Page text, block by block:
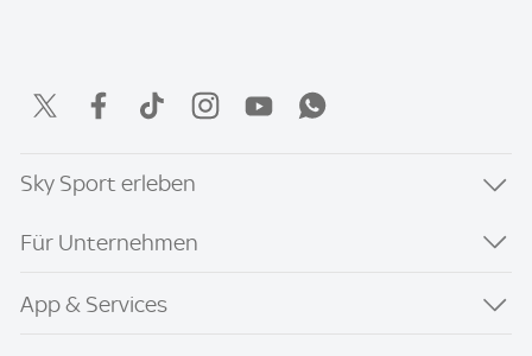
Sky Sport erleben
Für Unternehmen
App & Services